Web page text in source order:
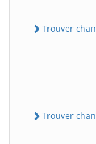
Trouver
Trouver